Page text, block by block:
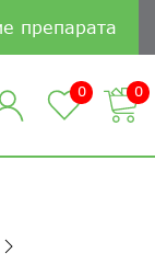
препарата
0 0